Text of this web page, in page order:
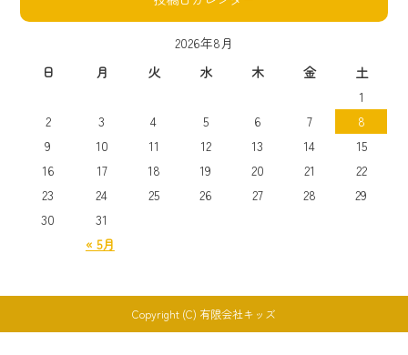
2026年8月
日
月 火 水 木 金 土
« 5月
1
2
3 4 5 6 7
8
9
10 11 12 13 14
15
16
17 18 19 20 21
22
23
24 25 26 27 28
29
30
31
Copyright (C) 有限会社キッズ